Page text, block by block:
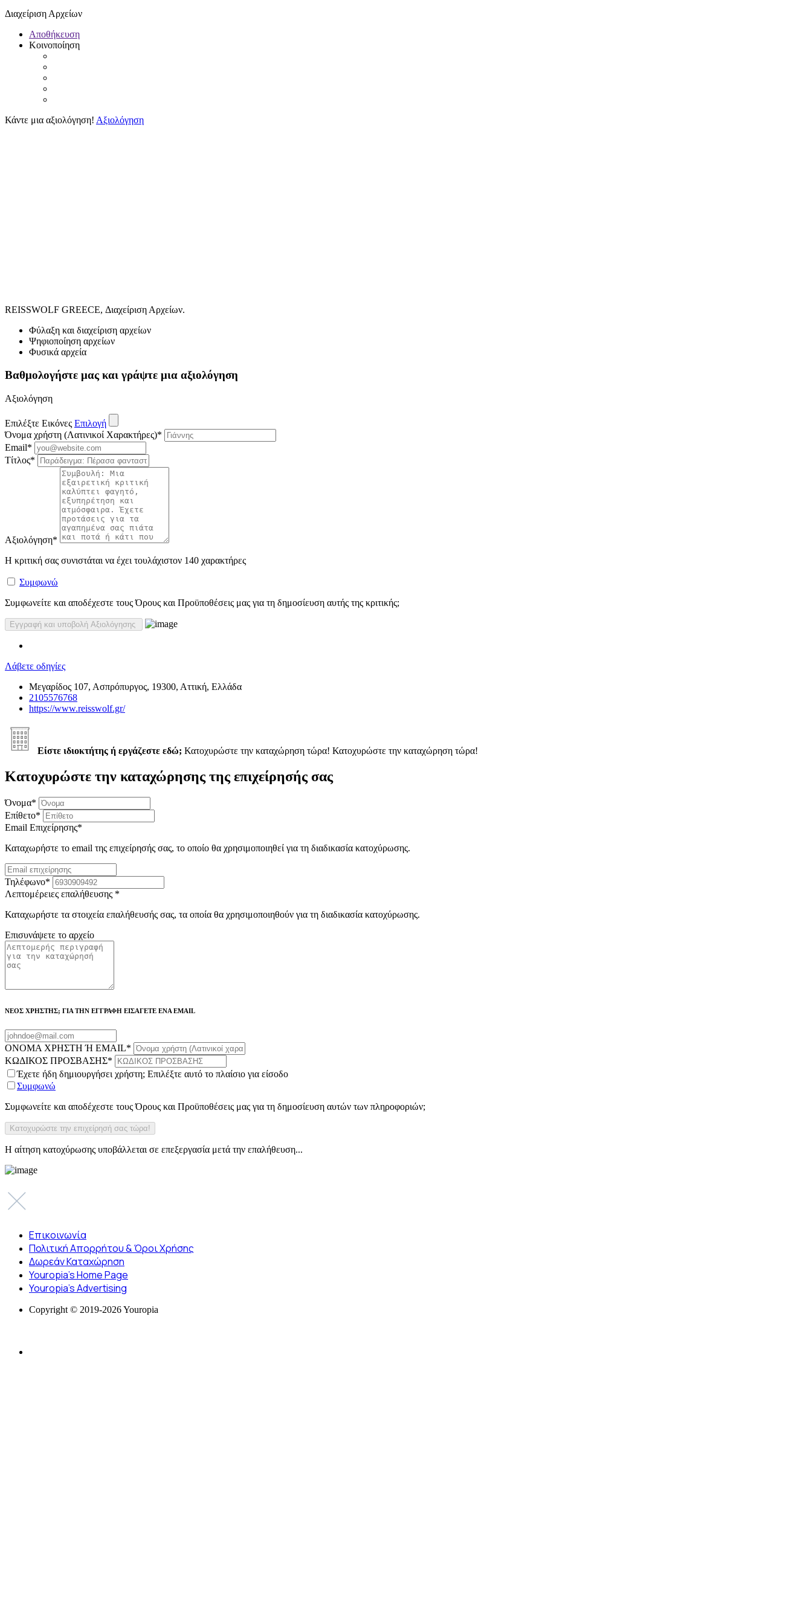
Διαχείριση Αρχείων
Αποθήκευση
Κοινοποίηση
Κάντε μια αξιολόγηση! Αξιολόγηση
REISSWOLF GREECE, Διαχείριση Αρχείων.
Φύλαξη και διαχείριση αρχείων
Ψηφιοποίηση αρχείων
Φυσικά αρχεία
Βαθμολογήστε μας και γράψτε μια αξιολόγηση
Αξιολόγηση
Επιλέξτε Εικόνες Επιλογή
Όνομα χρήστη (Λατινικοί Χαρακτήρες)*
Email*
Τίτλος*
Αξιολόγηση*
Η κριτική σας συνιστάται να έχει τουλάχιστον 140 χαρακτήρες
Συμφωνώ
Συμφωνείτε και αποδέχεστε τους Όρους και Προϋποθέσεις μας για τη δημοσίευση αυτής της κριτικής;
Λάβετε οδηγίες
Μεγαρίδος 107, Ασπρόπυργος, 19300, Αττική, Ελλάδα
2105576768
https://www.reisswolf.gr/
Είστε ιδιοκτήτης ή εργάζεστε εδώ; Κατοχυρώστε την καταχώρηση τώρα! Κατοχυρώστε την καταχώρηση τώρα!
Κατοχυρώστε την καταχώρησης της επιχείρησής σας
Όνομα*
Επίθετο*
Email Επιχείρησης*
Καταχωρήστε το email της επιχείρησής σας, το οποίο θα χρησιμοποιηθεί για τη διαδικασία κατοχύρωσης.
Τηλέφωνο*
Λεπτομέρειες επαλήθευσης *
Καταχωρήστε τα στοιχεία επαλήθευσής σας, τα οποία θα χρησιμοποιηθούν για τη διαδικασία κατοχύρωσης.
Επισυνάψετε το αρχείο
ΝΕΟΣ ΧΡΗΣΤΗΣ; ΓΙΑ ΤΗΝ ΕΓΓΡΑΦΗ ΕΙΣΑΓΕΤΕ ΕΝΑ EMAIL
ΟΝΟΜΑ ΧΡΗΣΤΗ Ή EMAIL*
ΚΩΔΙΚΟΣ ΠΡΟΣΒΑΣΗΣ*
Έχετε ήδη δημιουργήσει χρήστη; Επιλέξτε αυτό το πλαίσιο για είσοδο
Συμφωνώ
Συμφωνείτε και αποδέχεστε τους Όρους και Προϋποθέσεις μας για τη δημοσίευση αυτών των πληροφοριών;
Η αίτηση κατοχύρωσης υποβάλλεται σε επεξεργασία μετά την επαλήθευση...
Επικοινωνία
Πολιτική Απορρήτου & Όροι Χρήσης
Δωρεάν Καταχώρηση
Youropia’s Home Page
Youropia’s Advertising
Copyright © 2019-2026 Youropia